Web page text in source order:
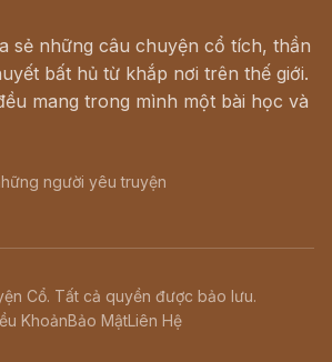
sẻ những câu chuyện cổ tích, thần
bất hủ từ khắp nơi trên thế giới.
mang trong mình một bài học và
người yêu truyện
Cổ. Tất cả quyền được bảo lưu.
KhoảnBảo MậtLiên Hệ